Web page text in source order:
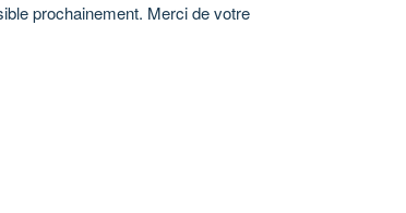
prochainement. Merci de votre